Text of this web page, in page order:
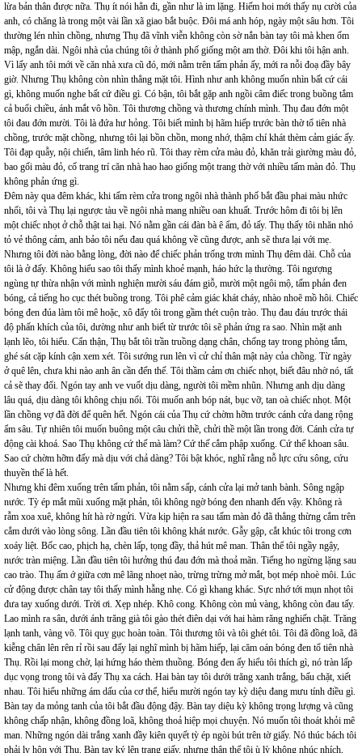
lừa bản thân được nữa. Thụ ít nói hẳn đi, gần như là im lặng. Hiếm hoi mới thấy nụ cười của
anh, có chăng là trong một vài lần xã giao bắt buộc. Đôi má anh hóp, ngày một sâu hơn. Tôi
thường lén nhìn chồng, nhưng Thụ đã vĩnh viễn không còn sờ nắn bàn tay tôi mà khen ốm
mập, ngắn dài. Ngôi nhà của chúng tôi ở thành phố giống một am thờ. Đôi khi tôi hận anh.
Vì lấy anh tôi mới về căn nhà xưa cũ đó, mới nằm trên tấm phản ấy, mới ra nỗi đoạ đầy bây
giờ. Nhưng Thụ không còn nhìn thẳng mặt tôi. Hình như anh không muốn nhìn bất cứ cái
gì, không muốn nghe bất cứ điều gì. Có bận, tôi bắt gặp anh ngồi câm điếc trong buồng tắm
cả buổi chiều, ánh mắt vô hồn. Tôi thương chồng và thương chính mình. Thụ đau đớn một
tôi đau đớn mười. Tôi là đứa hư hỏng. Tôi biết mình bị hãm hiếp trước bàn thờ tổ tiên nhà
chồng, trước mặt chồng, nhưng tôi lại bồn chồn, mong nhớ, thậm chí khát thèm cảm giác ấy.
Tôi đạp quẫy, nội chiến, tâm linh héo rũ. Tôi thay rèm cửa màu đỏ, khăn trải giường màu đỏ,
bao gối màu đỏ, cố trang trí căn nhà hao hao giống một trang thờ với nhiều tấm màn đỏ. Thụ
không phản ứng gì.
Đêm này qua đêm khác, khi tấm rèm cửa trong ngôi nhà thành phố bắt đầu phai màu nhức
nhối, tôi và Thụ lại ngược tàu về ngôi nhà mang nhiều oan khuất. Trước hôm đi tôi bị lên
một chiếc nhọt ở chỗ thật tai hại. Nó nằm gần cái đàn bà ê ẩm, đỏ tấy. Thụ thấy tôi nhăn nhó
tỏ vẻ thông cảm, anh bảo tôi nếu đau quá không về cũng được, anh sẽ thưa lại với mẹ.
Nhưng tôi đời nào bằng lòng, đời nào để chiếc phản trống trơn mình Thụ đêm dài. Chỗ của
tôi là ở đấy. Không hiểu sao tôi thấy mình khoẻ mạnh, háo hức lạ thường. Tôi ngượng
ngùng tự thừa nhận với mình nghiện mười sáu đám giỗ, mười một ngôi mộ, tấm phản đen
bóng, cả tiếng ho cục thét buồng trong. Tôi phê cảm giác khát cháy, nhào nhoẽ mồ hôi. Chiếc
bóng đen đúa làm tôi mê hoặc, xô đẩy tôi trong gầm thét cuộn trào. Thụ đau đáu trước thái
độ phấn khích của tôi, dường như anh biết từ trước tôi sẽ phản ứng ra sao. Nhìn mặt anh
lạnh lẽo, tôi hiểu. Cẩn thận, Thụ bắt tôi trần truồng dạng chân, chống tay trong phòng tắm,
ghé sát cặp kính cận xem xét. Tôi sướng run lên vì cử chỉ thân mật này của chồng. Từ ngày
ở quê lên, chưa khi nào anh ân cần đến thế. Tôi thầm cảm ơn chiếc nhọt, biết đâu nhờ nó, tất
cả sẽ thay đổi. Ngón tay anh ve vuốt dịu dàng, người tôi mềm nhũn. Nhưng anh dịu dàng
lâu quá, dịu dàng tôi không chịu nổi. Tôi muốn anh bóp nát, bục vỡ, tan oà chiếc nhọt. Một
lần chồng vợ đã đời để quên hết. Ngón cái của Thụ cứ chờm hỡm trước cánh cửa dang rộng
ẩm sâu. Tự nhiên tôi muốn buông một câu chửi thề, chửi thề một lần trong đời. Cánh cửa tự
động cài khoá. Sao Thụ không cứ thế mà làm? Cứ thế cắm phập xuống. Cứ thế khoan sâu.
Sao cứ chờm hỡm đấy mà dịu với chả dàng? Tôi bật khóc, nghĩ rằng nỗ lực cứu sông, cứu
thuyền thế là hết.
Nhưng khi đêm xuống trên tấm phản, tôi nằm sấp, cánh cửa lại mở tanh bành. Sông ngập
nước. Tỳ ép mắt mũi xuống mặt phản, tôi không ngờ bóng đen nhanh đến vậy. Không rà
rẫm xoa xuê, không hít hà rờ ngửi. Vừa kịp hiện ra sau tấm màn đỏ đã thẳng thừng cắm trên
cắm dưới vào lòng sông. Lần đầu tiên tôi không khát nước. Gẫy gập, cắt khúc tôi trong cơn
xoáy liệt. Bốc cao, phịch hạ, chèn lấp, tọng đầy, thả hút mê man. Thân thể tôi ngầy ngậy,
nước tràn miệng. Lần đầu tiên tôi hưởng thú đau đớn mà thoả mãn. Tiếng ho ngừng lặng sau
cao trào. Thụ ấm ớ giữa cơn mê lãng nhoẹt nào, trừng trừng mở mắt, bọt mép nhoè môi. Lúc
cử động được chân tay tôi thấy mình hẫng nhẹ. Có gì khang khác. Sực nhớ tới mụn nhọt tôi
đưa tay xuống dưới. Trời ơi. Xẹp nhép. Khô cong. Không còn mủ vàng, không còn đau tấy.
Lao mình ra sân, dưới ánh trăng già tôi gào thét điên dại với hai hàm răng nghiến chặt. Trăng
lạnh tanh, vàng võ. Tôi quỵ gục hoàn toàn. Tôi thương tôi và tôi ghét tôi. Tôi đã đồng loã, đã
kiễng chân lên rên rỉ rồi sau đấy lại nghĩ mình bị hãm hiếp, lại căm oán bóng đen tổ tiên nhà
Thụ. Rồi lại mong chờ, lại hứng háo thèm thuồng. Bóng đen ấy hiểu tôi thích gì, nó tràn lấp
dục vọng trong tôi và đẩy Thụ xa cách. Hai bàn tay tôi dưới trăng xanh trắng, bấu chặt, xiết
nhau. Tôi hiểu những ám dấu của cơ thể, hiểu mười ngón tay kỳ diệu đang mưu tính điều gì.
Bàn tay da mỏng tanh của tôi bắt đầu động đậy. Bàn tay diệu kỳ không trọng lượng và cũng
không chấp nhận, không đồng loã, không thoả hiệp mọi chuyện. Nó muốn tôi thoát khỏi mê
man. Những ngón dài trắng xanh đầy kiên quyết tỳ ép ngòi bút trên tờ giấy. Nó thúc bách tôi
phải ly hôn với Thụ. Bàn tay ký lên trang giấy, nhưng thân thể tôi ù lỳ không nhúc nhích,